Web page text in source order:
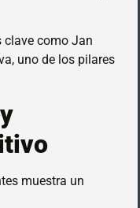
clave como Jan
uno de los pilares
muestra un